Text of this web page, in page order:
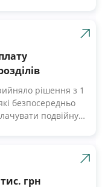
понад 10 т
тероборони в
на офіційній
МКК»
вирішує всі ці
рішення з 1
безпосередньо
подвійну
працівників.
якими стикаються
вдвічі
грн